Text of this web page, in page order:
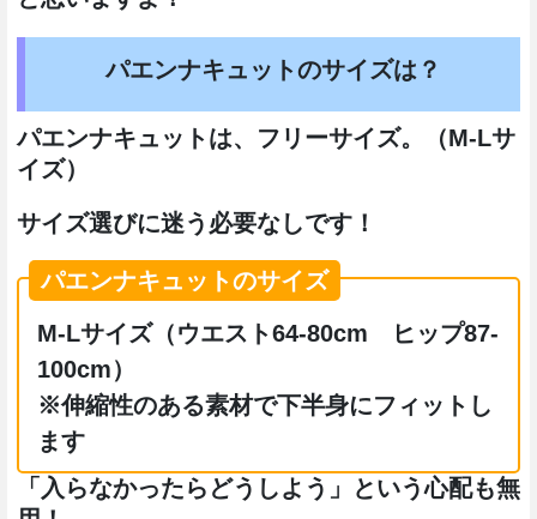
パエンナキュットのサイズは？
パエンナキュットは、フリーサイズ。（M-Lサ
イズ）
サイズ選びに迷う必要なしです！
パエンナキュットのサイズ
M-Lサイズ（ウエスト64-80cm ヒップ87-
100cm）
※伸縮性のある素材で下半身にフィットし
ます
「入らなかったらどうしよう」という心配も無